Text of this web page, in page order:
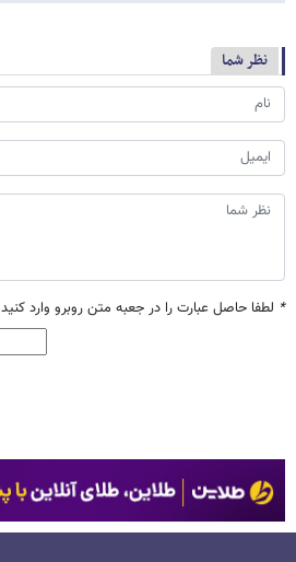
نظر شما
* لطفا حاصل عبارت را در جعبه متن روبرو وارد کنید